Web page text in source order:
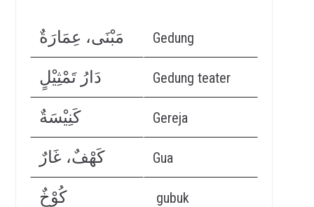
مَبْنَى، عِمَارَةٌ Gedung
دَارُ تَمْثِيْلٍ Gedung teater
كَنِيْسَةٌ Gereja
كَهْفٌ، غَارٌ Gua
كُوْخٌ gubuk